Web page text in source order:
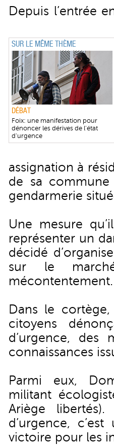
SUR LE MÊME THÈME
DÉBAT
Foix: une manifestation pour
dénoncer les dérives de l'état
d'urgence
Depuis l’entrée
assignation à
de sa
gendarmerie
Une mesure
représenter un
décidé
sur le
mécontentement.
Dans le
citoyens
d’urgence, des
connaissances
Parmi eux,
militant
Ariège
d’urgence,
victoire pour les